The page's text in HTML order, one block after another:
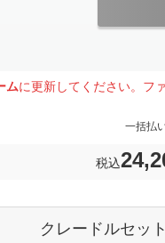
ムに更新してください。 フ
一括払
税込
クレードルセット